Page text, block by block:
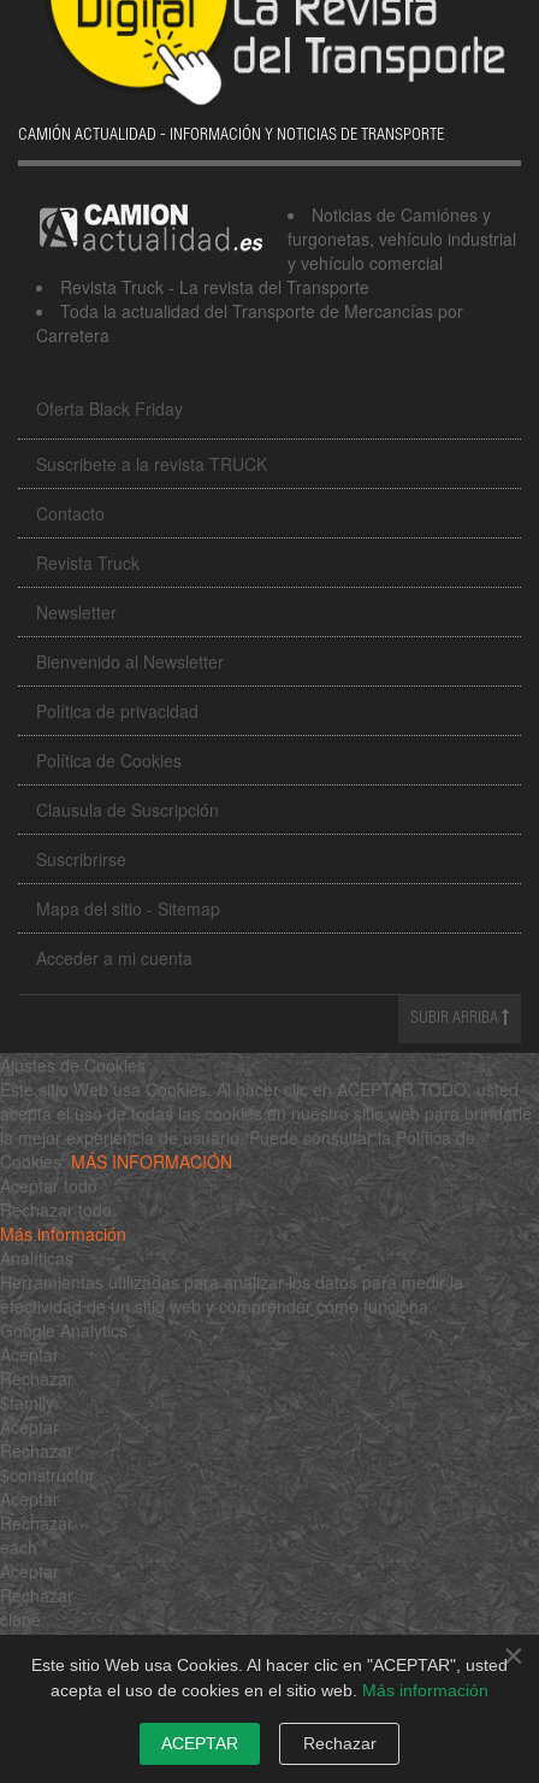
CAMIÓN ACTUALIDAD - INFORMACIÓN Y NOTICIAS DE TRANSPORTE
Noticias de Camiónes y
furgonetas, vehículo industrial
y vehículo comercial
Revista Truck - La revista del Transporte
Toda la actualidad del Transporte de Mercancías por
Carretera
Oferta Black Friday
Suscribete a la revista TRUCK
Contacto
Revista Truck
Newsletter
Bienvenido al Newsletter
Política de privacidad
Política de Cookies
Clausula de Suscripción
Suscribrirse
Mapa del sitio - Sitemap
Acceder a mi cuenta
SUBIR ARRIBA
×
Este sitio Web usa Cookies. Al hacer clic en "ACEPTAR", usted
acepta el uso de cookies en el sitio web. Más información
ACEPTAR Rechazar
Ajustes de Cookies
Este sitio Web usa Cookies. Al hacer clic en ACEPTAR TODO, usted
acepta el uso de todas las cookies en nuestro sitio web para brindarle
la mejor experiencia de usuario. Puede consultar la Política de
Cookies: MÁS INFORMACIÓN
Aceptar todo
Rechazar todo
Más información
Analíticas
Herramientas utilizadas para analizar los datos para medir la
efectividad de un sitio web y comprender cómo funciona.
Google Analytics
Aceptar
Rechazar
$family
Aceptar
Rechazar
$constructor
Aceptar
Rechazar
each
Aceptar
Rechazar
clone
Aceptar
Rechazar